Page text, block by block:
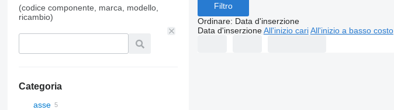
(codice componente, marca, modello,
ricambio)
Categoria
asse
Filtro
Ordinare: Data d'inserzione
Data d'inserzione All'inizio cari All'inizio a basso costo